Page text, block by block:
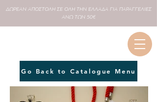
ΔΩΡΕΑΝ ΑΠΟΣΤΟΛΗ ΣΕ ΟΛΗΤΗΝ ΕΛΛΑΔΑ ΓΙΑ ΠΑΡΑΓΓΕΛΙΕΣ
ΑΝΩ ΤΩΝ 50€
Go Back to Catalogue Menu